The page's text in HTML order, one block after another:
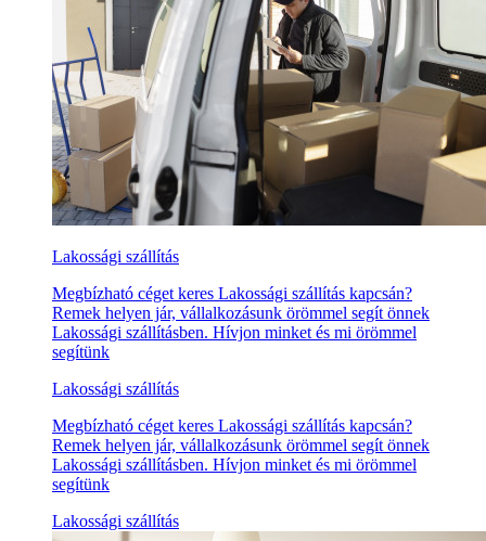
Lakossági szállítás
Megbízható céget keres Lakossági szállítás kapcsán?
Remek helyen jár, vállalkozásunk örömmel segít önnek
Lakossági szállításben. Hívjon minket és mi örömmel
segítünk
Lakossági szállítás
Megbízható céget keres Lakossági szállítás kapcsán?
Remek helyen jár, vállalkozásunk örömmel segít önnek
Lakossági szállításben. Hívjon minket és mi örömmel
segítünk
Lakossági szállítás